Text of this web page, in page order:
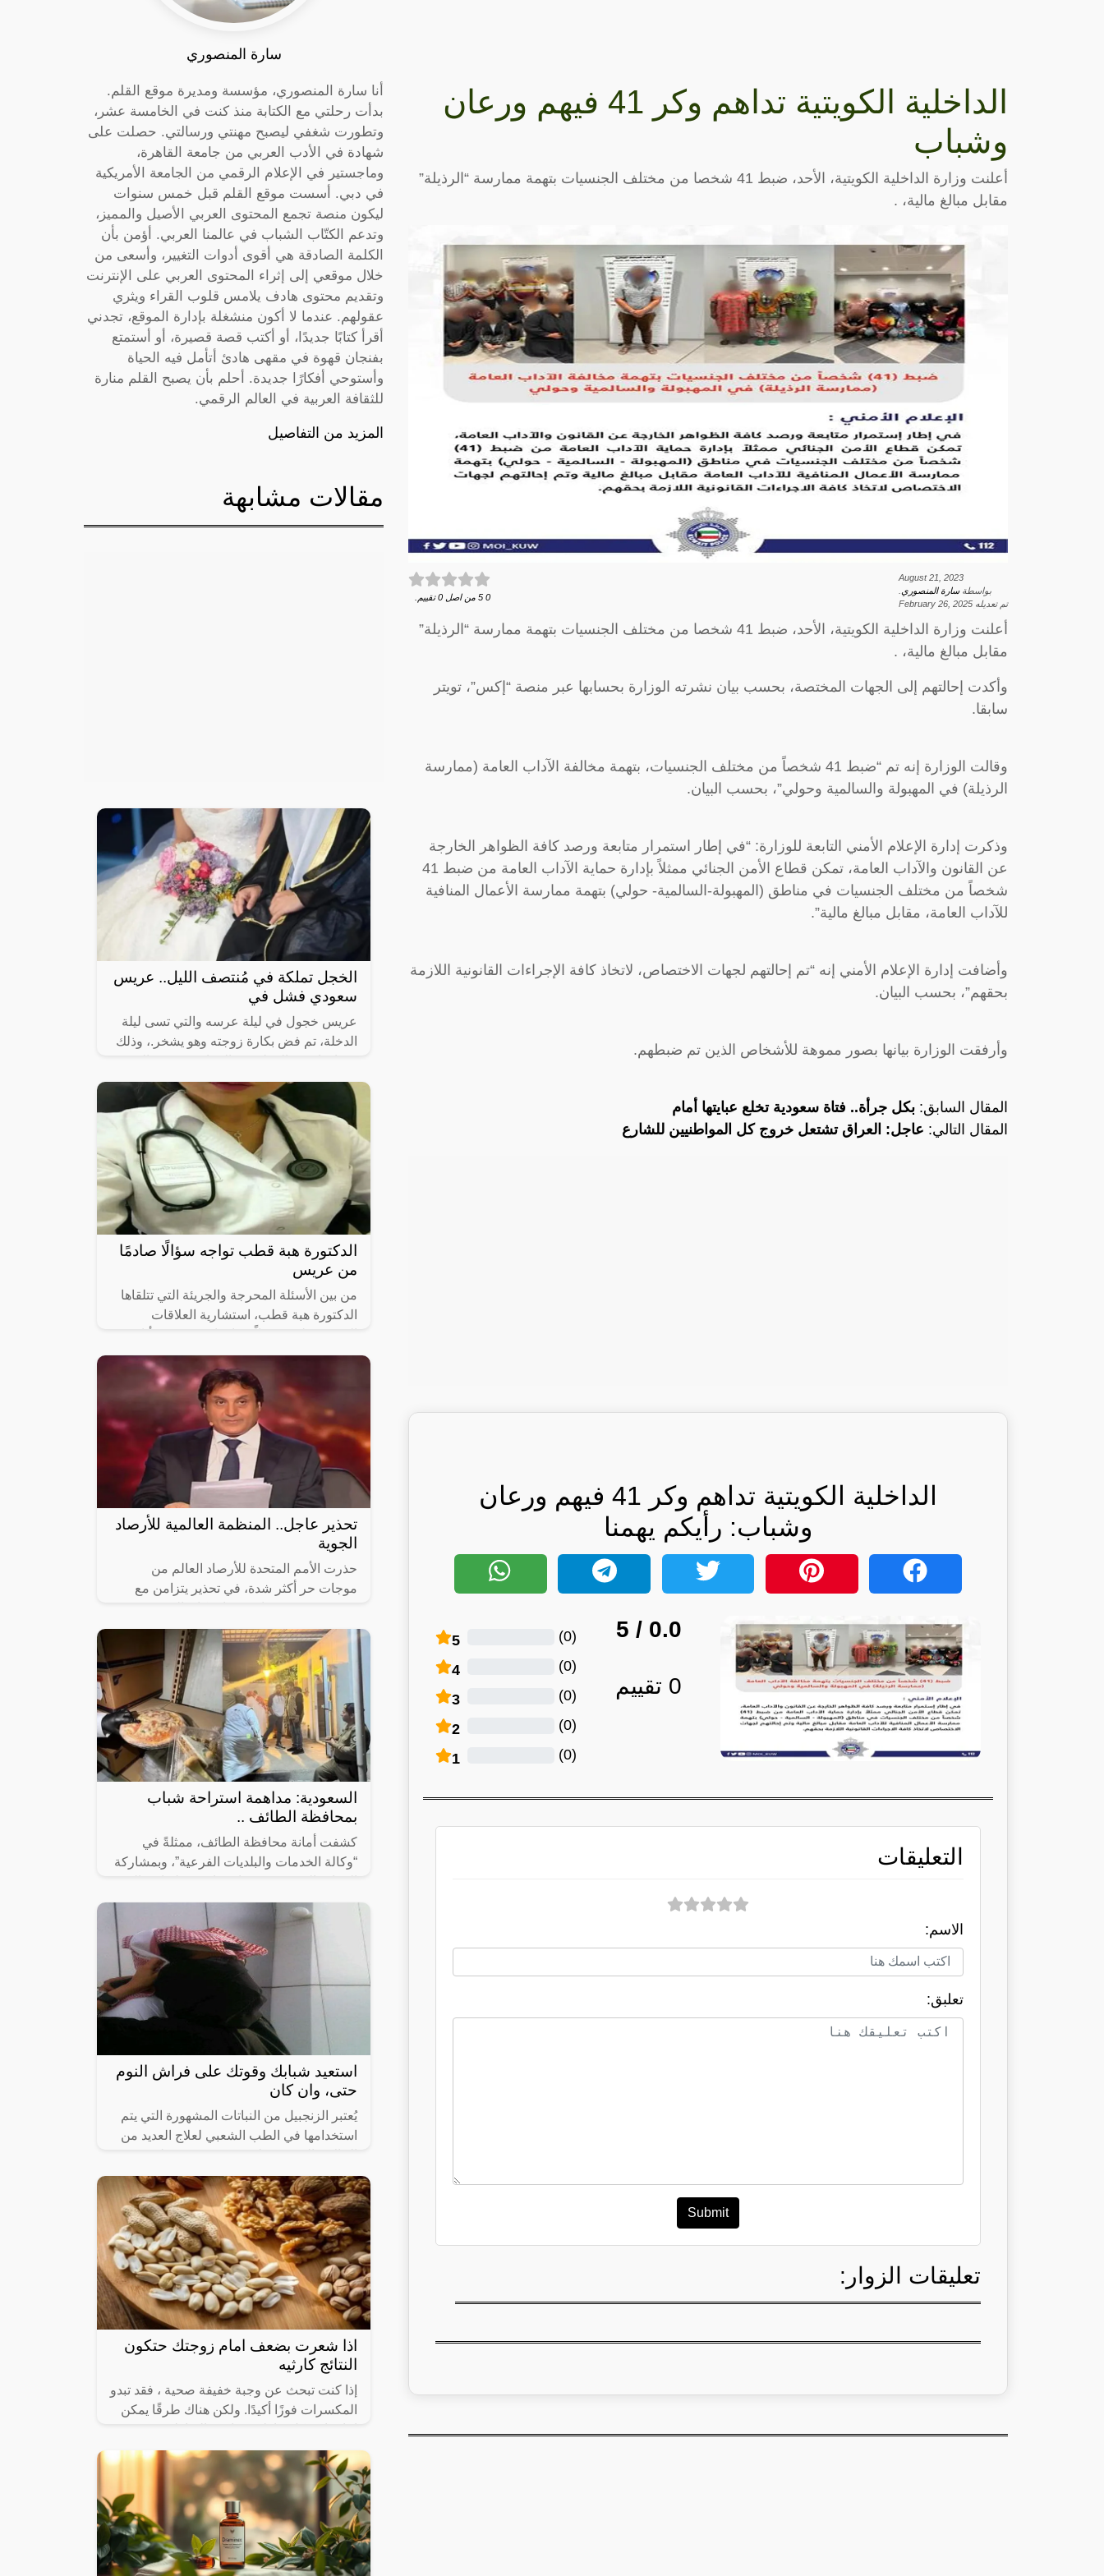
الداخلية الكويتية تداهم وكر 41 فيهم ورعان
وشباب
أعلنت وزارة الداخلية الكويتية، الأحد، ضبط 41 شخصا من مختلف الجنسيات بتهمة ممارسة “الرذيلة”
مقابل مبالغ مالية، .
August 21, 2023
بواسطةسارة المنصوري
تم تعديله February 26, 2025
0
5 من اصل 0 تقييم.
أعلنت وزارة الداخلية الكويتية، الأحد، ضبط 41 شخصا من مختلف الجنسيات بتهمة ممارسة “الرذيلة”
مقابل مبالغ مالية، .
وأكدت إحالتهم إلى الجهات المختصة، بحسب بيان نشرته الوزارة بحسابها عبر منصة “إكس”، تويتر
سابقا.
وقالت الوزارة إنه تم “ضبط 41 شخصاً من مختلف الجنسيات، بتهمة مخالفة الآداب العامة (ممارسة
الرذيلة) في المهبولة والسالمية وحولي”، بحسب البيان.
وذكرت إدارة الإعلام الأمني التابعة للوزارة: “في إطار استمرار متابعة ورصد كافة الظواهر الخارجة
عن القانون والآداب العامة، تمكن قطاع الأمن الجنائي ممثلاً بإدارة حماية الآداب العامة من ضبط 41
شخصاً من مختلف الجنسيات في مناطق (المهبولة-السالمية- حولي) بتهمة ممارسة الأعمال المنافية
للآداب العامة، مقابل مبالغ مالية”.
وأضافت إدارة الإعلام الأمني إنه “تم إحالتهم لجهات الاختصاص، لاتخاذ كافة الإجراءات القانونية اللازمة
بحقهم”، بحسب البيان.
وأرفقت الوزارة بيانها بصور مموهة للأشخاص الذين تم ضبطهم.
المقال السابق: بكل جرأة.. فتاة سعودية تخلع عبايتها أمام
المقال التالي: عاجل: العراق تشتعل خروج كل المواطنيين للشارع
الداخلية الكويتية تداهم وكر 41 فيهم ورعان
وشباب: رأيكم يهمنا
0.0
/ 5
0 تقييم
5 (
0
)
4 (
0
)
3 (
0
)
2 (
0
)
1 (
0
)
التعليقات
الاسم:
تعلبق:
Submit
تعليقات الزوار:
سارة المنصوري
أنا سارة المنصوري، مؤسسة ومديرة موقع القلم.
بدأت رحلتي مع الكتابة منذ كنت في الخامسة عشر،
وتطورت شغفي ليصبح مهنتي ورسالتي. حصلت على
شهادة في الأدب العربي من جامعة القاهرة،
وماجستير في الإعلام الرقمي من الجامعة الأمريكية
في دبي. أسست موقع القلم قبل خمس سنوات
ليكون منصة تجمع المحتوى العربي الأصيل والمميز،
وتدعم الكتّاب الشباب في عالمنا العربي. أؤمن بأن
الكلمة الصادقة هي أقوى أدوات التغيير، وأسعى من
خلال موقعي إلى إثراء المحتوى العربي على الإنترنت
وتقديم محتوى هادف يلامس قلوب القراء ويثري
عقولهم. عندما لا أكون منشغلة بإدارة الموقع، تجدني
أقرأ كتابًا جديدًا، أو أكتب قصة قصيرة، أو أستمتع
بفنجان قهوة في مقهى هادئ أتأمل فيه الحياة
وأستوحي أفكارًا جديدة. أحلم بأن يصبح القلم منارة
للثقافة العربية في العالم الرقمي.
المزيد من التفاصيل
مقالات مشابهة
الخجل تملكة في مُنتصف الليل.. عريس
سعودي فشل في
عريس خجول في ليلة عرسه والتي تسى ليلة
الدخلة، تم فض بكارة زوجته وهو يشخر.، وذلك
إلى منازلهم بقي العريس المحتاس وحيدا
الدكتورة هبة قطب تواجه سؤالًا صادمًا
من عريس
من بين الأسئلة المحرجة والجريئة التي تتلقاها
الدكتورة هبة قطب، استشارية العلاقات
انفعالها على الهواء في برنامج بوضوح
تحذير عاجل.. المنظمة العالمية للأرصاد
الجوية
حذرت الأمم المتحدة للأرصاد العالم من
موجات حر أكثر شدة، في تحذير يتزامن مع
الشمالي من الكرة الأرضية.”
السعودية: مداهمة استراحة شباب
بمحافظة الطائف ..
كشفت أمانة محافظة الطائف، ممثلةً في
“وكالة الخدمات والبلديات الفرعية”، وبمشاركة
وافدة من جنسيات “باكستانية وهندية” إلى
استعيد شبابك وقوتك على فراش النوم
حتى، وان كان
يُعتبر الزنجبيل من النباتات المشهورة التي يتم
استخدامها في الطب الشعبي لعلاج العديد من
صحة الرجال الجنسية.
اذا شعرت بضعف امام زوجتك حتكون
النتائج كارثيه
إذا كنت تبحث عن وجبة خفيفة صحية ، فقد تبدو
المكسرات فوزًا أكيدًا. ولكن هناك طرقًا يمكن
المكسرات ، لذلك دعونا نلقي نظرة على